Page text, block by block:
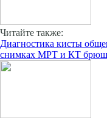
Читайте также:
Диагностика кисты
снимках МРТ и КТ